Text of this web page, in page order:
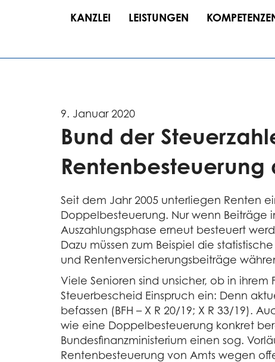
KANZLEI LEISTUNGEN
9. Januar 2020
Bund der
Rentenbesteuerung
Seit dem Jahr 2005 unterliegen Renten
Doppelbesteuerung. Nur wenn Beiträge
Auszahlungsphase erneut besteuert
Dazu müssen zum Beispiel die
und Rentenversicherungsbeiträge
Viele Senioren sind unsicher, ob in
Steuerbescheid Einspruch ein: Denn
befassen (BFH – X R 20/19; X R 33/19).
wie eine Doppelbesteuerung konkret
Bundesfinanzministerium einen sog.
Rentenbesteuerung von Amts wegen